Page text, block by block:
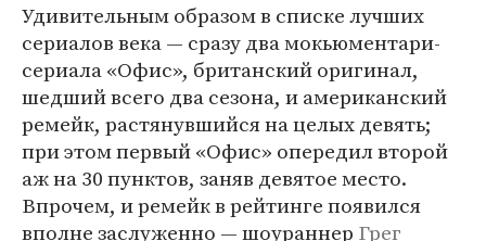
Удивительным образом в списке лучших
сериалов века — сразу два мокьюментари-
сериала «Офис», британский оригинал,
шедший всего два сезона, и американский
ремейк, растянувшийся на целых девять;
при этом первый «Офис» опередил второй
аж на 30 пунктов, заняв девятое место.
Впрочем, и ремейк в рейтинге появился
вполне заслуженно — шоураннер Грег